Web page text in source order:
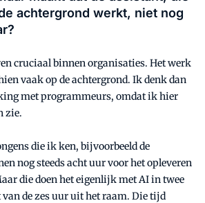
achtergrond werkt, niet nog
cruciaal binnen organisaties. Het werk
vaak op de achtergrond. Ik denk dan
met programmeurs, omdat ik hier
zie.
die ik ken, bijvoorbeeld de
nog steeds acht uur voor het opleveren
die doen het eigenlijk met AI in twee
de zes uur uit het raam. Die tijd